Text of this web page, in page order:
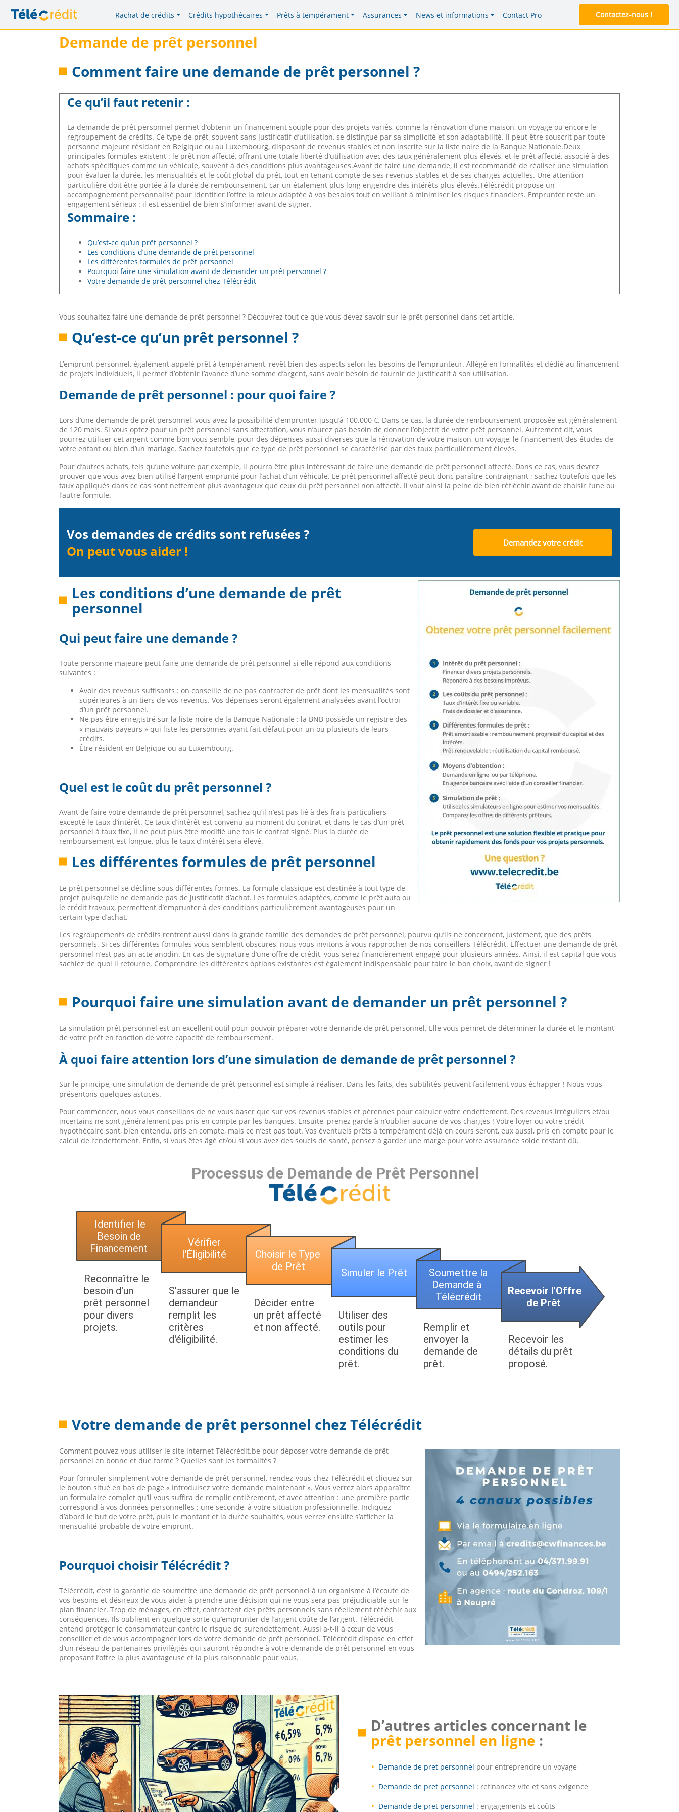
Rachat de crédits Crédits hypothécaires Prêts à tempérament Assurances News et informations Contact Pro Contactez-nous !
Demande de prêt personnel
Comment faire une demande de prêt personnel ?
Ce qu’il faut retenir :
La demande de prêt personnel permet d’obtenir un financement souple pour des projets variés, comme la rénovation d’une maison, un voyage ou encore le
regroupement de crédits. Ce type de prêt, souvent sans justificatif d’utilisation, se distingue par sa simplicité et son adaptabilité. Il peut être souscrit par toute
personne majeure résidant en Belgique ou au Luxembourg, disposant de revenus stables et non inscrite sur la liste noire de la Banque Nationale.Deux
principales formules existent : le prêt non affecté, offrant une totale liberté d’utilisation avec des taux généralement plus élevés, et le prêt affecté, associé à des
achats spécifiques comme un véhicule, souvent à des conditions plus avantageuses.Avant de faire une demande, il est recommandé de réaliser une simulation
pour évaluer la durée, les mensualités et le coût global du prêt, tout en tenant compte de ses revenus stables et de ses charges actuelles. Une attention
particulière doit être portée à la durée de remboursement, car un étalement plus long engendre des intérêts plus élevés.Télécrédit propose un
accompagnement personnalisé pour identifier l’offre la mieux adaptée à vos besoins tout en veillant à minimiser les risques financiers. Emprunter reste un
engagement sérieux : il est essentiel de bien s’informer avant de signer.
Sommaire :
Qu’est-ce qu’un prêt personnel ?
Les conditions d’une demande de prêt personnel
Les différentes formules de prêt personnel
Pourquoi faire une simulation avant de demander un prêt personnel ?
Votre demande de prêt personnel chez Télécrédit
Vous souhaitez faire une demande de prêt personnel ? Découvrez tout ce que vous devez savoir sur le prêt personnel dans cet article.
Qu’est-ce qu’un prêt personnel ?
L’emprunt personnel, également appelé prêt à tempérament, revêt bien des aspects selon les besoins de l’emprunteur. Allégé en formalités et dédié au financement
de projets individuels, il permet d’obtenir l’avance d’une somme d’argent, sans avoir besoin de fournir de justificatif à son utilisation.
Demande de prêt personnel : pour quoi faire ?
Lors d’une demande de prêt personnel, vous avez la possibilité d’emprunter jusqu’à 100.000 €. Dans ce cas, la durée de remboursement proposée est généralement
de 120 mois. Si vous optez pour un prêt personnel sans affectation, vous n’aurez pas besoin de donner l’objectif de votre prêt personnel. Autrement dit, vous
pourrez utiliser cet argent comme bon vous semble, pour des dépenses aussi diverses que la rénovation de votre maison, un voyage, le financement des études de
votre enfant ou bien d’un mariage. Sachez toutefois que ce type de prêt personnel se caractérise par des taux particulièrement élevés.
Pour d’autres achats, tels qu’une voiture par exemple, il pourra être plus intéressant de faire une demande de prêt personnel affecté. Dans ce cas, vous devrez
prouver que vous avez bien utilisé l’argent emprunté pour l’achat d’un véhicule. Le prêt personnel affecté peut donc paraître contraignant ; sachez toutefois que les
taux appliqués dans ce cas sont nettement plus avantageux que ceux du prêt personnel non affecté. Il vaut ainsi la peine de bien réfléchir avant de choisir l’une ou
l’autre formule.
Vos demandes de crédits sont refusées ?
On peut vous aider !
Demandez votre crédit
Les conditions d’une demande de prêt
personnel
Qui peut faire une demande ?
Toute personne majeure peut faire une demande de prêt personnel si elle répond aux conditions
suivantes :
Avoir des revenus suffisants : on conseille de ne pas contracter de prêt dont les mensualités sont
supérieures à un tiers de vos revenus. Vos dépenses seront également analysées avant l’octroi
d’un prêt personnel.
Ne pas être enregistré sur la liste noire de la Banque Nationale : la BNB possède un registre des
« mauvais payeurs » qui liste les personnes ayant fait défaut pour un ou plusieurs de leurs
crédits.
Être résident en Belgique ou au Luxembourg.
Quel est le coût du prêt personnel ?
Avant de faire votre demande de prêt personnel, sachez qu’il n’est pas lié à des frais particuliers
excepté le taux d’intérêt. Ce taux d’intérêt est convenu au moment du contrat, et dans le cas d’un prêt
personnel à taux fixe, il ne peut plus être modifié une fois le contrat signé. Plus la durée de
remboursement est longue, plus le taux d’intérêt sera élevé.
Les différentes formules de prêt personnel
Le prêt personnel se décline sous différentes formes. La formule classique est destinée à tout type de
projet puisqu’elle ne demande pas de justificatif d’achat. Les formules adaptées, comme le prêt auto ou
le crédit travaux, permettent d’emprunter à des conditions particulièrement avantageuses pour un
certain type d’achat.
Les regroupements de crédits rentrent aussi dans la grande famille des demandes de prêt personnel, pourvu qu’ils ne concernent, justement, que des prêts
personnels. Si ces différentes formules vous semblent obscures, nous vous invitons à vous rapprocher de nos conseillers Télécrédit. Effectuer une demande de prêt
personnel n’est pas un acte anodin. En cas de signature d’une offre de crédit, vous serez financièrement engagé pour plusieurs années. Ainsi, il est capital que vous
sachiez de quoi il retourne. Comprendre les différentes options existantes est également indispensable pour faire le bon choix, avant de signer !
Pourquoi faire une simulation avant de demander un prêt personnel ?
La simulation prêt personnel est un excellent outil pour pouvoir préparer votre demande de prêt personnel. Elle vous permet de déterminer la durée et le montant
de votre prêt en fonction de votre capacité de remboursement.
À quoi faire attention lors d’une simulation de demande de prêt personnel ?
Sur le principe, une simulation de demande de prêt personnel est simple à réaliser. Dans les faits, des subtilités peuvent facilement vous échapper ! Nous vous
présentons quelques astuces.
Pour commencer, nous vous conseillons de ne vous baser que sur vos revenus stables et pérennes pour calculer votre endettement. Des revenus irréguliers et/ou
incertains ne sont généralement pas pris en compte par les banques. Ensuite, prenez garde à n’oublier aucune de vos charges ! Votre loyer ou votre crédit
hypothécaire sont, bien entendu, pris en compte, mais ce n’est pas tout. Vos éventuels prêts à tempérament déjà en cours seront, eux aussi, pris en compte pour le
calcul de l’endettement. Enfin, si vous êtes âgé et/ou si vous avez des soucis de santé, pensez à garder une marge pour votre assurance solde restant dû.
Votre demande de prêt personnel chez Télécrédit
Comment pouvez-vous utiliser le site internet Télécrédit.be pour déposer votre demande de prêt
personnel en bonne et due forme ? Quelles sont les formalités ?
Pour formuler simplement votre demande de prêt personnel, rendez-vous chez Télécrédit et cliquez sur
le bouton situé en bas de page « Introduisez votre demande maintenant ». Vous verrez alors apparaître
un formulaire complet qu’il vous suffira de remplir entièrement, et avec attention : une première partie
correspond à vos données personnelles ; une seconde, à votre situation professionnelle. Indiquez
d’abord le but de votre prêt, puis le montant et la durée souhaités, vous verrez ensuite s’afficher la
mensualité probable de votre emprunt.
Pourquoi choisir Télécrédit ?
Télécrédit, c’est la garantie de soumettre une demande de prêt personnel à un organisme à l’écoute de
vos besoins et désireux de vous aider à prendre une décision qui ne vous sera pas préjudiciable sur le
plan financier. Trop de ménages, en effet, contractent des prêts personnels sans réellement réfléchir aux
conséquences. Ils oublient en quelque sorte qu’emprunter de l’argent coûte de l’argent. Télécrédit
entend protéger le consommateur contre le risque de surendettement. Aussi a-t-il à cœur de vous
conseiller et de vous accompagner lors de votre demande de prêt personnel. Télécrédit dispose en effet
d’un réseau de partenaires privilégiés qui sauront répondre à votre demande de prêt personnel en vous
proposant l’offre la plus avantageuse et la plus raisonnable pour vous.
D’autres articles concernant le
prêt personnel en ligne :
Demande de pret personnel pour entreprendre un voyage
Demande de pret personnel : refinancez vite et sans exigence
Demande de pret personnel : engagements et coûts